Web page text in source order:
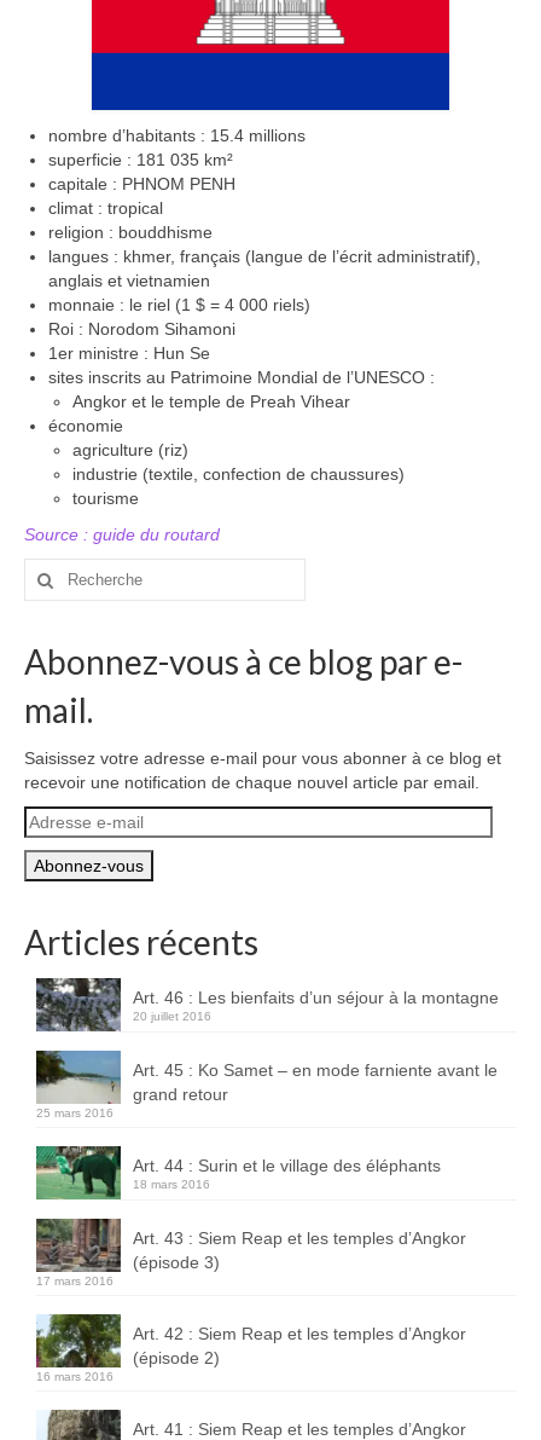
Laos – infos
Paludisme au Laos
Les articles du Laos
Vietnam
Carte du Vietnam
Vietnam – Infos
Paludisme au Vietnam
Les articles du Vietnam
Cambodge
Carte du Cambodge
Toutes à l’école
Les articles du Cambodge
France
Carte de la France
Ville : Paris
Blog
Catégories
Boucles d’articles
Commentaires récents
Archives des articles
Nuage d’étiquettes
Flux Rss : Les commentaires
nombre d’habitants : 15.4 millions
superficie : 181 035 km²
capitale : PHNOM PENH
climat : tropical
religion : bouddhisme
langues : khmer, français (langue de l’écrit administratif),
anglais et vietnamien
monnaie : le riel (1 $ = 4 000 riels)
Roi : Norodom Sihamoni
1er ministre : Hun Se
sites inscrits au Patrimoine Mondial de l’UNESCO :
Angkor et le temple de Preah Vihear
économie
agriculture (riz)
industrie (textile, confection de chaussures)
tourisme
Source : guide du routard
Rechercher
:
Abonnez-vous à ce blog par e-
mail.
Saisissez votre adresse e-mail pour vous abonner à ce blog et
recevoir une notification de chaque nouvel article par email.
Adresse
e-
mail
Articles récents
Art. 46 : Les bienfaits d’un séjour à la montagne
20 juillet 2016
Art. 45 : Ko Samet – en mode farniente avant le
grand retour
25 mars 2016
Art. 44 : Surin et le village des éléphants
18 mars 2016
Art. 43 : Siem Reap et les temples d’Angkor
(épisode 3)
17 mars 2016
Art. 42 : Siem Reap et les temples d’Angkor
(épisode 2)
16 mars 2016
Art. 41 : Siem Reap et les temples d’Angkor